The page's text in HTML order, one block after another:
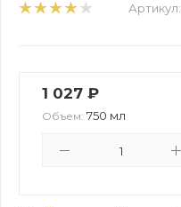
Артикул:
1 027 ₽
Объем: 750 мл